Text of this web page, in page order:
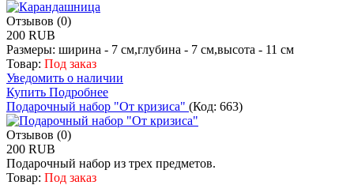
Отзывов (0)
200 RUB
Размеры: ширина - 7 см,глубина - 7 см,высота - 11 см
Товар: Под заказ
Уведомить о наличии
Купить Подробнее
Подарочный набор "От кризиса" (Код: 663)
Отзывов (0)
200 RUB
Подарочный набор из трех предметов.
Товар: Под заказ